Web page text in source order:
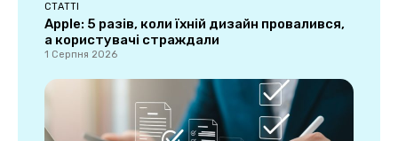
СТАТТІ
Apple: 5 разів, коли їхній дизайн провалився,
а користувачі страждали
1 Серпня 2026